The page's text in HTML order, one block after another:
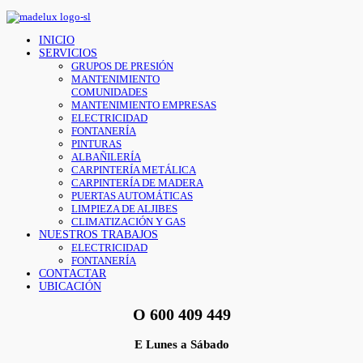
INICIO
SERVICIOS
GRUPOS DE PRESIÓN
MANTENIMIENTO
COMUNIDADES
MANTENIMIENTO EMPRESAS
ELECTRICIDAD
FONTANERÍA
PINTURAS
ALBAÑILERÍA
CARPINTERÍA METÁLICA
CARPINTERÍA DE MADERA
PUERTAS AUTOMÁTICAS
LIMPIEZA DE ALJIBES
CLIMATIZACIÓN Y GAS
NUESTROS TRABAJOS
ELECTRICIDAD
FONTANERÍA
CONTACTAR
UBICACIÓN
O 600 409 449
ELunes a Sábado